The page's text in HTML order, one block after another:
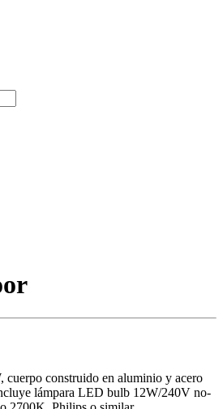
cuerpo construido en aluminio y acero
lámpara LED bulb 12W/240V no-